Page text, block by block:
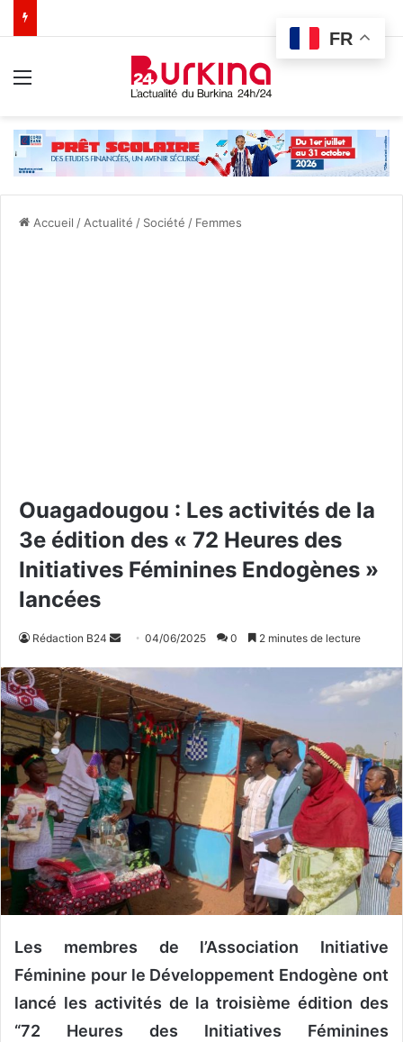
Accueil / Actualité / Société / Femmes
Ouagadougou : Les activités de la
3e édition des « 72 Heures des
Initiatives Féminines Endogènes »
lancées
Rédaction B24
v
y
r
u
n
c
o
u
r
r
l
04/06/2025 0 2 minutes de lecture
Les membres de l’Association Initiative
Féminine pour le Développement Endogène ont
lancé les activités de la troisième édition des
“72 Heures des Initiatives Féminines
FR